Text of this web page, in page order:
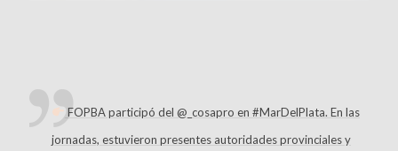
FOPBA participó del @_cosapro en #MarDelPlata. En las
jornadas, estuvieron presentes autoridades provinciales y